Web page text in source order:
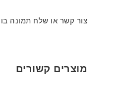
צור קשר או שלח תמונה
מוצרים קשורים